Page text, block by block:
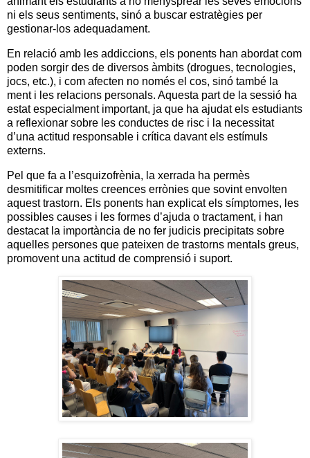
ni els seus sentiments, sinó a buscar estratègies per
gestionar-los adequadament.
En relació amb les addiccions, els ponents han abordat com
poden sorgir des de diversos àmbits (drogues, tecnologies,
jocs, etc.), i com afecten no només el cos, sinó també la
ment i les relacions personals. Aquesta part de la sessió ha
estat especialment important, ja que ha ajudat els estudiants
a reflexionar sobre les conductes de risc i la necessitat
d’una actitud responsable i crítica davant els estímuls
externs.
Pel que fa a l’esquizofrènia, la xerrada ha permès
desmitificar moltes creences errònies que sovint envolten
aquest trastorn. Els ponents han explicat els símptomes, les
possibles causes i les formes d’ajuda o tractament, i han
destacat la importància de no fer judicis precipitats sobre
aquelles persones que pateixen de trastorns mentals greus,
promovent una actitud de comprensió i suport.